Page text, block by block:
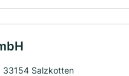
33154 Salzkotten